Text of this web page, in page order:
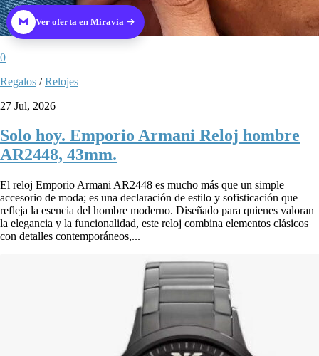
Ver oferta en Miravia
0
Regalos /Relojes
27 Jul, 2026
Solo hoy. Emporio Armani Reloj hombre
AR2448, 43mm.
El reloj Emporio Armani AR2448 es mucho más que un simple
accesorio de moda; es una declaración de estilo y sofisticación que
refleja la esencia del hombre moderno. Diseñado para quienes valoran
la elegancia y la funcionalidad, este reloj combina elementos clásicos
con detalles contemporáneos,...